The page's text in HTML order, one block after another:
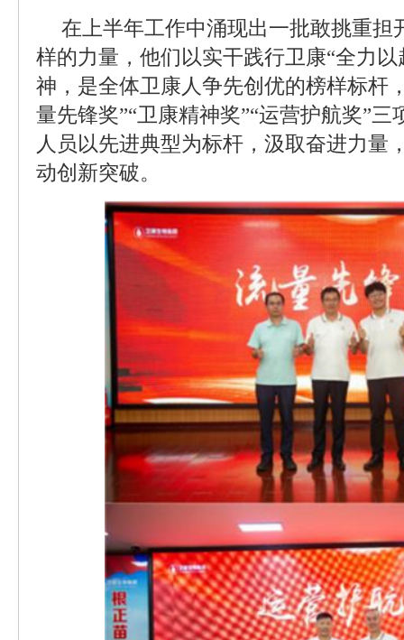
在上半年工作中涌现出一批敢挑重担
样的力量，他们以实干践行卫康“全力
神，是全体卫康人争先创优的榜样标杆
量先锋奖”“卫康精神奖”“运营护航奖”
人员以先进典型为标杆，汲取奋进力量
动创新突破。